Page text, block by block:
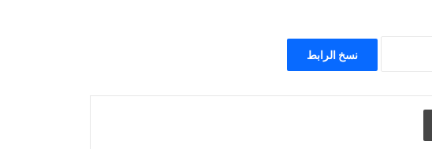
نسخ الرابط
طباعة